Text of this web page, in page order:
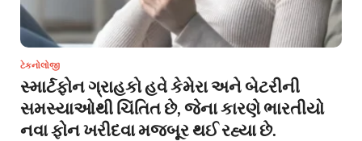
ટેકનોલોજી
સ્માર્ટફોન ગ્રાહકો હવે કેમેરા અને બેટરીની
સમસ્યાઓથી ચિંતિત છે, જેના કારણે ભારતીયો
નવા ફોન ખરીદવા મજબૂર થઈ રહ્યા છે.